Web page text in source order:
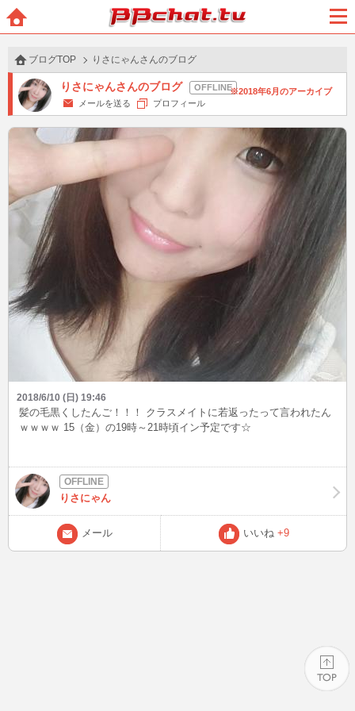
BBchatTV
ブログTOP りさにゃんさんのブログ
りさにゃんさんのブログ
2018年6月のアーカイブ
メールを送る
プロフィール
2018/6/10 (日) 19:46
髪の毛黒くしたんご！！！ クラスメイトに若返ったって言われたん
ｗｗｗｗ 15（金）の19時～21時頃イン予定です☆
りさにゃん
メール いいね +9